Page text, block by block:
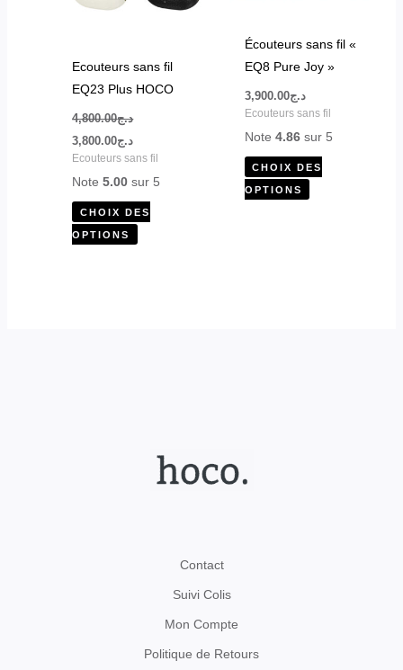
Ecouteurs sans fil
EQ23 Plus HOCO
د.ج4,800.00
د.ج3,800.00
Ecouteurs sans fil
Note5.00 sur 5
CHOIX DES
OPTIONS
options
choisies
Écouteurs sans fil «
EQ8 Pure Joy »
د.ج3,900.00
Ecouteurs sans fil
Note 4.86sur 5
CHOIX DES
OPTIONS
peuvent
être
du
Contact
Suivi Colis
Mon Compte
Politique de Retours